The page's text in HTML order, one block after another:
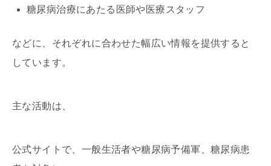
糖尿病治療にあたる医師や医療スタッフ
などに、それぞれに合わせた幅広い情報を提供すると
しています。
主な活動は、
公式サイトで、一般生活者や糖尿病予備軍、糖尿病患